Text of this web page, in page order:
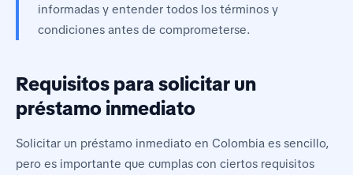
informadas y entender todos los términos y
condiciones antes de comprometerse.
Requisitos para solicitar un
préstamo inmediato
Solicitar un préstamo inmediato en Colombia es sencillo,
pero es importante que cumplas con ciertos requisitos